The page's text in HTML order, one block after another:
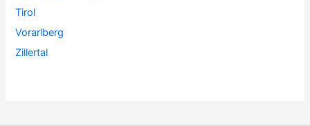
Tirol
Vorarlberg
Zillertal